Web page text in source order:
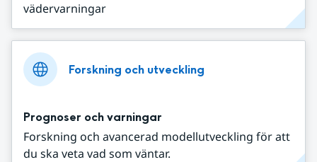
vädervarningar
Forskning och utveckling
Prognoser och varningar
Forskning och avancerad modellutveckling för att
du ska veta vad som väntar.